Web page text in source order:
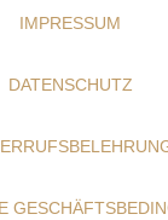
IMPRESSUM
DATENSCHUTZ